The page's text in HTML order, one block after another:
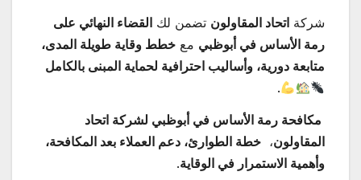
شركة اتحاد المقاولون تضمن لك القضاء النهائي على
رمة الأساس في أبوظبي مع خطط وقاية طويلة المدى،
متابعة دورية، وأساليب احترافية لحماية المبنى بالكامل
.
مكافحة رمة الأساس في أبوظبي لشركة اتحاد
المقاولون، خطة الطوارئ، دعم العملاء بعد المكافحة،
وأهمية الاستمرار في الوقاية.